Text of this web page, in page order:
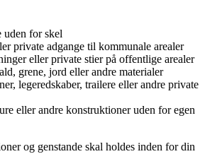
for skel
private adgange til kommunale arealer
eller private stier på offentlige arealer
grene, jord eller andre materialer
legeredskaber, trailere eller andre private
eller andre konstruktioner uden for egen
og genstande skal holdes inden for din